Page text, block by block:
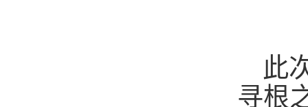
此
寻根